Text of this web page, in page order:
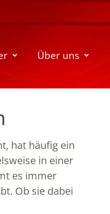
Über uns
hat häufig ein
in einer
es immer
Ob sie dabei